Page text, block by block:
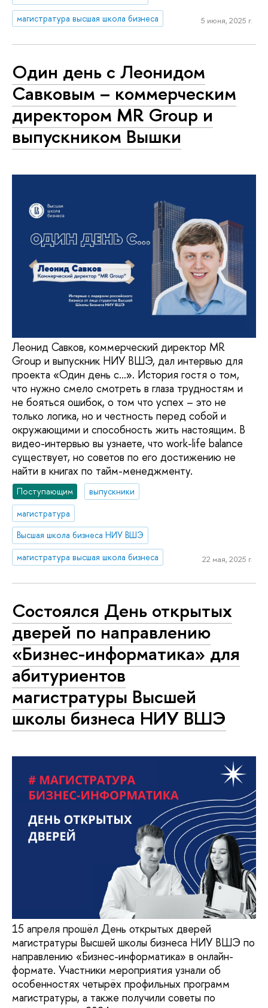
магистратура высшая школа бизнеса
5 июня, 2025 г.
Один день с Леонидом
Савковым – коммерческим
директором MR Group и
выпускником Вышки
Леонид Савков, коммерческий директор MR
Group и выпускник НИУ ВШЭ, дал интервью для
проекта «Один день с…». История гостя о том,
что нужно смело смотреть в глаза трудностям и
не бояться ошибок, о том что успех – это не
только логика, но и честность перед собой и
окружающими и способность жить настоящим. В
видео-интервью вы узнаете, что work-life balance
существует, но советов по его достижению не
найти в книгах по тайм-менеджменту.
Поступающим
выпускники
магистратура
Высшая школа бизнеса НИУ ВШЭ
магистратура высшая школа бизнеса
22 мая, 2025 г.
Состоялся День открытых
дверей по направлению
«Бизнес-информатика» для
абитуриентов
магистратуры Высшей
школы бизнеса НИУ ВШЭ
15 апреля прошёл День открытых дверей
магистратуры Высшей школы бизнеса НИУ ВШЭ по
направлению «Бизнес-информатика» в онлайн-
формате. Участники мероприятия узнали об
особенностях четырёх профильных программ
магистратуры, а также получили советы по